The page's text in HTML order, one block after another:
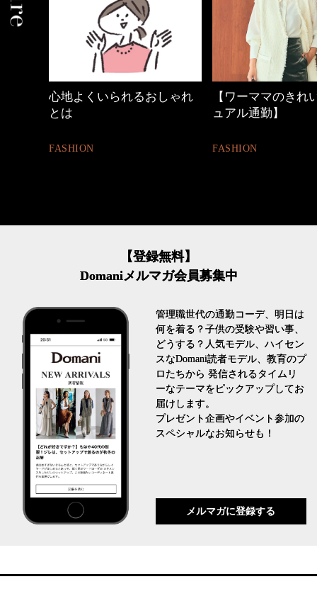
心地よくいられるおしゃれ
とは
FASHION
【ワーママのきれ
ュアル通勤】
FASHION
【登録無料】
Domaniメルマガ会員募集中
管理職世代の通勤コーデ、明日は
何を着る？子供の受験や習い事、
どうする？人気モデル、ハイセン
スなDomani読者モデル、教育のプ
ロたちから 発信されるタイムリ
ーなテーマをピックアップしてお
届けします。
プレゼント企画やイベント参加の
スペシャルなお知らせも！
メルマガに登録する